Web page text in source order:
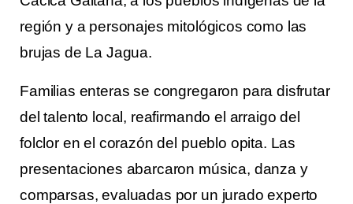
región y a personajes mitológicos como las
brujas de La Jagua.
Familias enteras se congregaron para disfrutar
del talento local, reafirmando el arraigo del
folclor en el corazón del pueblo opita. Las
presentaciones abarcaron música, danza y
comparsas, evaluadas por un jurado experto